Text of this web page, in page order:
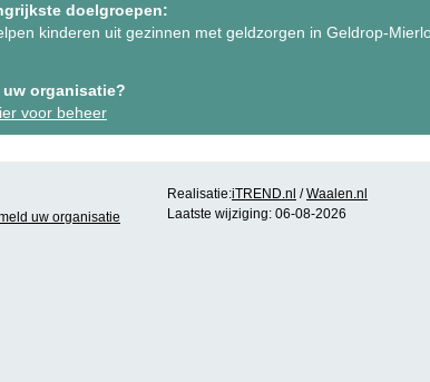
doelgroepen:
kinderen uit gezinnen met geldzorgen in Geldrop-
uw organisatie?
voor beheer
uw organisatie
Realisatie:iTREND.nl /Waalen.nl
Laatste wijziging: 06-08-2026